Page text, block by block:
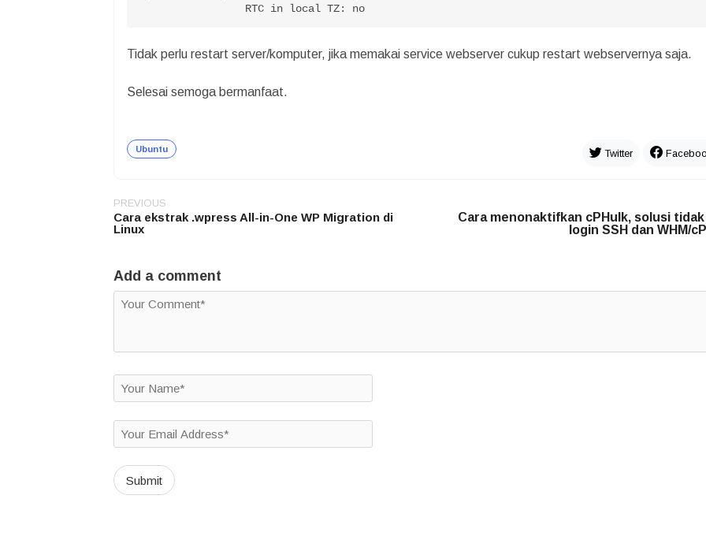
                 RTC in local TZ: no
Tidak perlu restart server/komputer, jika memakai service webserver cukup restart webservernya saja.
Selesai semoga bermanfaat.
Ubuntu Twitter
Post
navigation
PREVIOUS
Cara ekstrak .wpress All-in-One WP Migration di
Linux
Cara menonaktifkan cPHulk, solusi
login SSH dan WHM/
Add a comment